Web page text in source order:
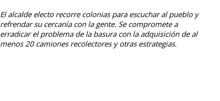
El alcalde electo recorre colonias para escuchar al pueblo y
refrendar su cercanía con la gente. Se compromete a
erradicar el problema de la basura con la adquisición de al
menos 20 camiones recolectores y otras estrategias.